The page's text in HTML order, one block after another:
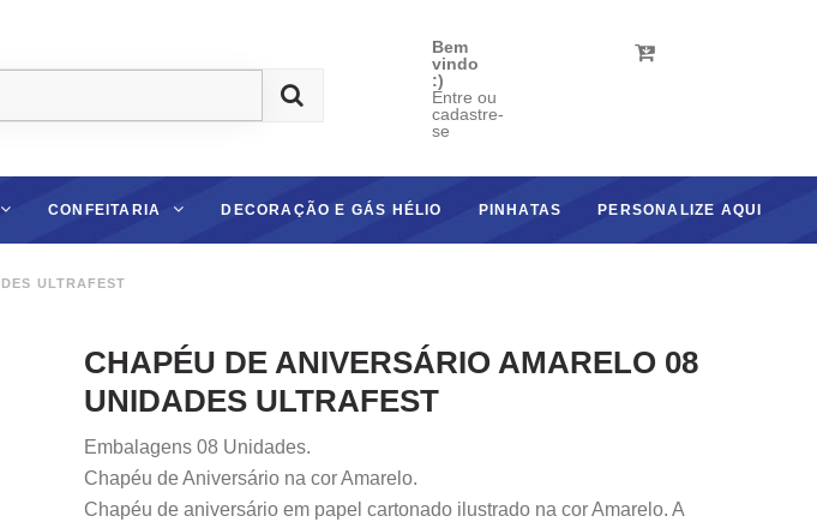
Bem
vindo
:)
Entre ou
cadastre-
se
CONFEITARIA DECORAÇÃO E GÁS HÉLIO PINHATAS PERSONALIZE AQUI
ULTRAFEST
CHAPÉU DE ANIVERSÁRIO AMARELO 08
UNIDADES ULTRAFEST
Embalagens 08 Unidades.
Chapéu de Aniversário na cor Amarelo.
Chapéu de aniversário em papel cartonado ilustrado na cor Amarelo. A